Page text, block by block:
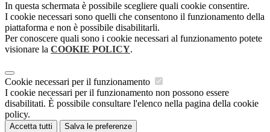
In questa schermata è possibile scegliere quali cookie consentire.
I cookie necessari sono quelli che consentono il funzionamento della
piattaforma e non è possibile disabilitarli.
Per conoscere quali sono i cookie necessari al funzionamento potete
visionare la COOKIE POLICY.
Cookie necessari per il funzionamento
I cookie necessari per il funzionamento non possono essere
disabilitati. È possibile consultare l'elenco nella pagina della cookie
policy.
Accetta tutti Salva le preferenze